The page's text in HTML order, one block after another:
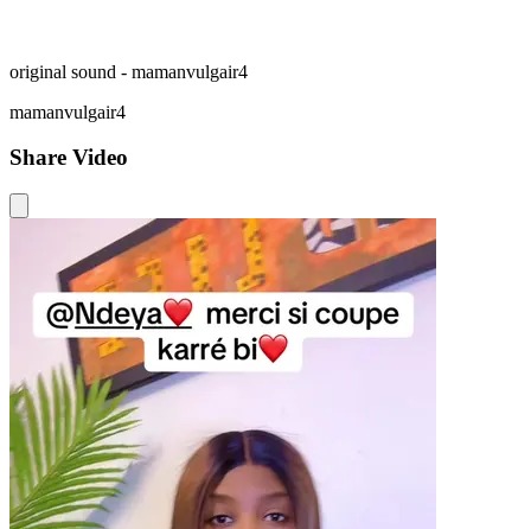
original sound - mamanvulgair4
mamanvulgair4
Share Video